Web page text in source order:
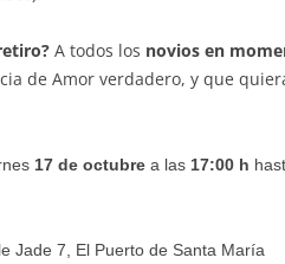
A todos los novios en
de Amor verdadero, y que
17 de octubre a las 17:00 h
Jade 7, El Puerto de Santa María